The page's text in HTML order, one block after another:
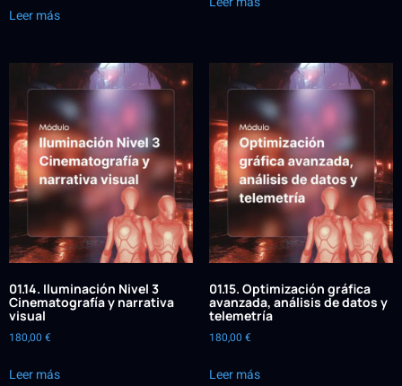
Leer más
01.14. Iluminación Nivel 3
Cinematografía y narrativa
visual
180,00 €
Leer más
01.15. Optimización gráfica
avanzada, análisis de datos y
telemetría
180,00 €
Leer más